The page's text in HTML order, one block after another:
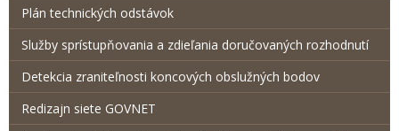
Plán technických odstávok
Služby sprístupňovania a zdieľania doručovaných rozhodnutí
Detekcia zraniteľnosti koncových obslužných bodov
Redizajn siete GOVNET